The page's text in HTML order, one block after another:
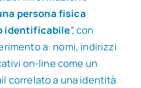
persona fisica
identificabile”, con
a: nomi, indirizzi
on-line come un
correlato a una identità